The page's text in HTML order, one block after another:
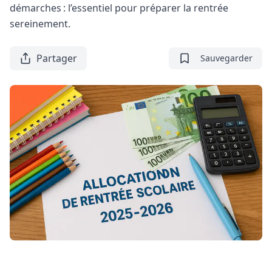
démarches : l’essentiel pour préparer la rentrée
sereinement.
Partager Sauvegarder